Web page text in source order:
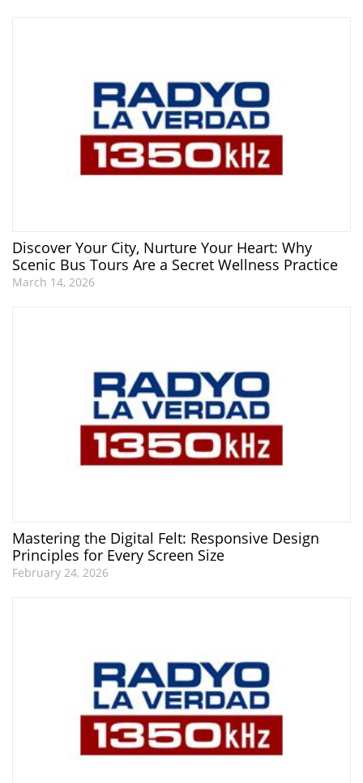
Discover Your City, Nurture Your Heart: Why
Scenic Bus Tours Are a Secret Wellness Practice
March 14, 2026
Mastering the Digital Felt: Responsive Design
Principles for Every Screen Size
February 24, 2026